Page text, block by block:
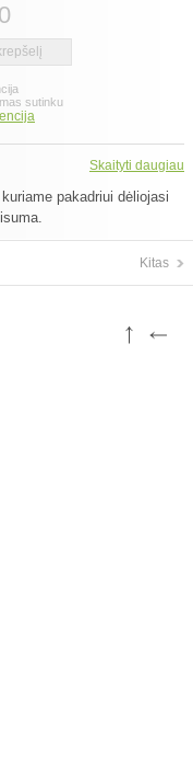
krepšelį
sutinku
Skaityti daugiau
pakadriui dėliojasi
Kitas